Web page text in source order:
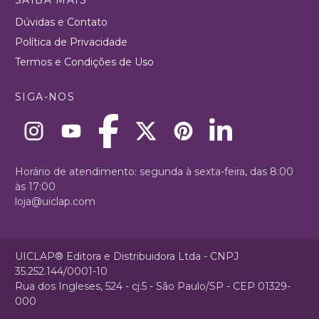
Dúvidas e Contato
Política de Privacidade
Termos e Condições de Uso
SIGA-NOS
Horário de atendimento: segunda à sexta-feira, das 8:00
às 17:00
loja@uiclap.com
UICLAP® Editora e Distribuidora Ltda - CNPJ
35.252.144/0001-10
Rua dos Ingleses, 524 - cj.5 - São Paulo/SP - CEP 01329-
000